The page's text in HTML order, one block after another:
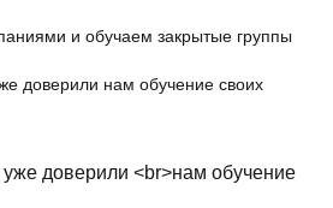
и обучаем закрытые группы
доверили нам обучение своих